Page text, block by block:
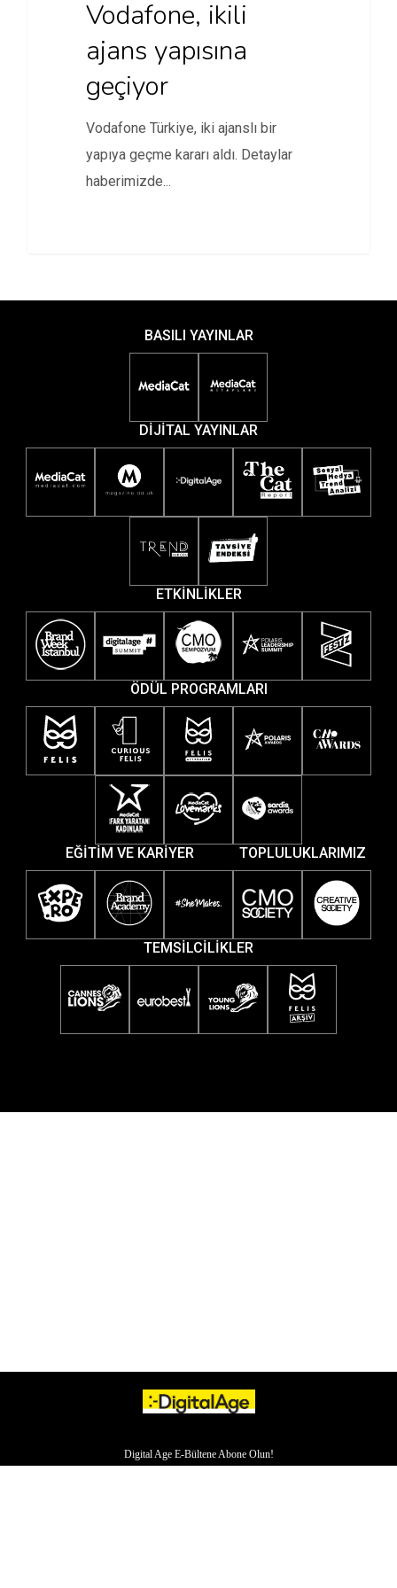
Vodafone, ikili
ajans yapısına
geçiyor
Vodafone Türkiye, iki ajanslı bir
yapıya geçme kararı aldı. Detaylar
haberimizde...
BASILI YAYINLAR
DİJİTAL YAYINLAR
ETKİNLİKLER
ÖDÜL PROGRAMLARI
EĞİTİM VE KARİYER TOPLULUKLARIMIZ
TEMSİLCİLİKLER
Digital Age E-Bültene Abone Olun!